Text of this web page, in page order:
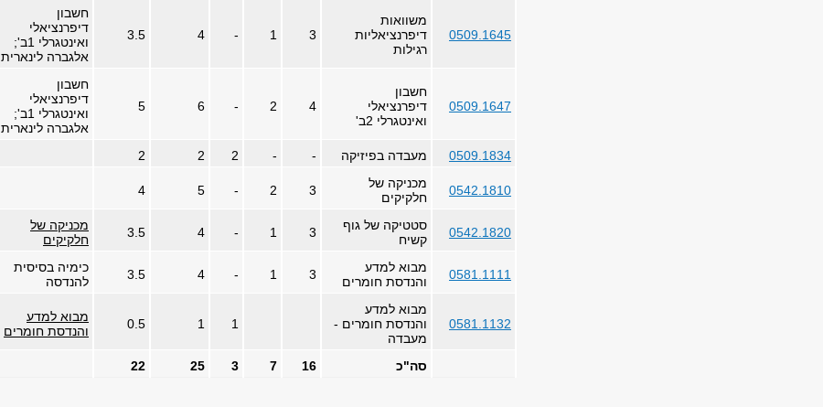
0509.1645
משוואות
דיפרנציאליות
רגילות
3
1
-
4
3.5
חשבון
דיפרנציאלי
ואינטגרלי 1ב';
אלגברה לינארית
0509.1647
חשבון
דיפרנציאלי
ואינטגרלי 2ב'
4
2
-
6
5
חשבון
דיפרנציאלי
ואינטגרלי 1ב';
אלגברה לינארית
0509.1834
מעבדה בפיזיקה -
-
2
2
2
0542.1810
מכניקה של
חלקיקים
3
2
-
5
4
0542.1820
סטטיקה של גוף
קשיח
3
1
-
4
3.5
מכניקה של
חלקיקים
0581.1111
מבוא למדע
והנדסת חומרים
3
1
-
4
3.5
כימיה בסיסית
להנדסה
0581.1132
מבוא למדע
והנדסת חומרים -
מעבדה
1
1
0.5
מבוא למדע
והנדסת חומרים
סה"כ 16
7
3
25
22